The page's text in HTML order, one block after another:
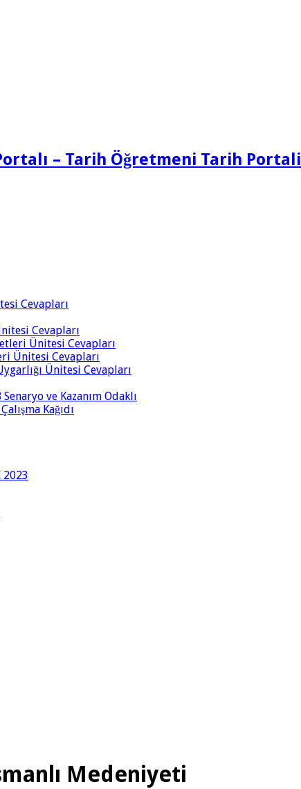
– Tarih Öğretmeni Tarih Portali
Cevapları
Cevapları
Ünitesi Cevapları
Ünitesi Cevapları
Ünitesi Cevapları
ve Kazanım Odaklı
Kağıdı
2023
Medeniyeti